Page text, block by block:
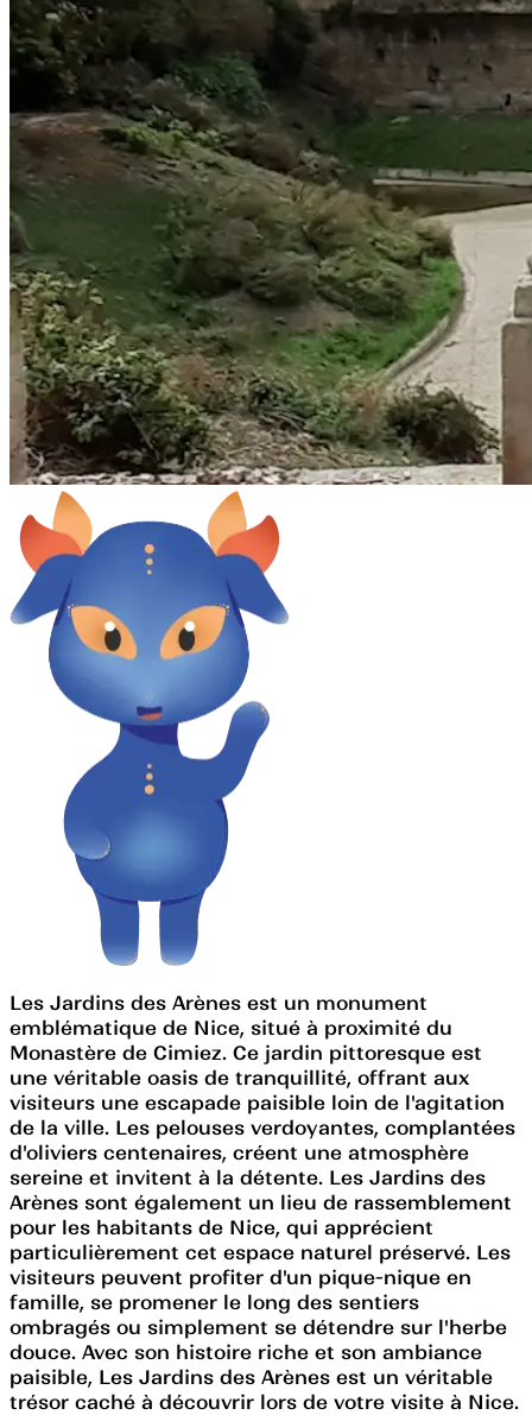
Les Jardins des Arènes est un monument
emblématique de Nice, situé à proximité du
Monastère de Cimiez. Ce jardin pittoresque est
une véritable oasis de tranquillité, offrant aux
visiteurs une escapade paisible loin de l'agitation
de la ville. Les pelouses verdoyantes, complantées
d'oliviers centenaires, créent une atmosphère
sereine et invitent à la détente. Les Jardins des
Arènes sont également un lieu de rassemblement
pour les habitants de Nice, qui apprécient
particulièrement cet espace naturel préservé. Les
visiteurs peuvent profiter d'un pique-nique en
famille, se promener le long des sentiers
ombragés ou simplement se détendre sur l'herbe
douce. Avec son histoire riche et son ambiance
paisible, Les Jardins des Arènes est un véritable
trésor caché à découvrir lors de votre visite à Nice.